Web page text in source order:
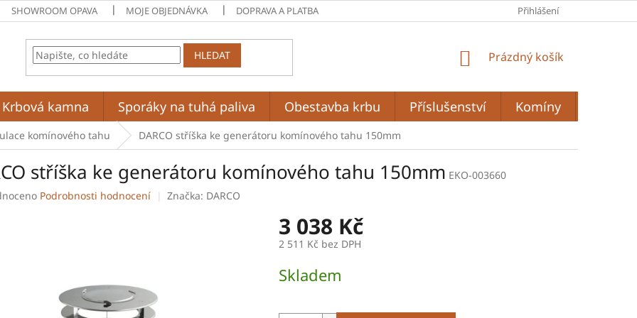
SHOWROOM OPAVA MOJE OBJEDNÁVKA DOPRAVA A PLATBA PODMÍNKY OCHRANY OSOBNÍCH ÚDAJŮ OBCHODNÍ
Přihlášení
HLEDAT
NÁKUPNÍ
Prázdný košík
Krbová kamna Sporáky na tuhá paliva Obestavba krbu Příslušenství Komíny
komínového tahu DARCO stříška ke generátoru komínového tahu 150mm
stříška ke generátoru komínového tahu 150mm EKO-003660
Podrobnosti hodnocení Značka: DARCO
3 038 Kč
2 511 Kč bez DPH
cena:
Skladem